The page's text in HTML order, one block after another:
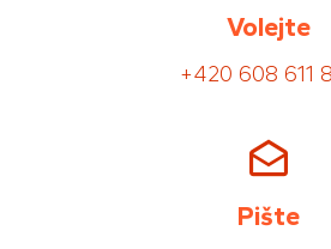
Volejte
+420 608 611
Pište